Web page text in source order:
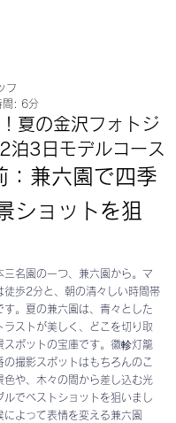
夏の金沢フォトジ
泊3日モデルコース
フ
間: 6分
：兼六園で四季
ショットを狙
三名園の一つ、兼六園から。マ
徒歩2分と、朝の清々しい時間帯
す。夏の兼六園は、青々とした
ラストが美しく、どこを切り取
スポットの宝庫です。徽軫灯籠
撮影スポットはもちろんのこ
色や、木々の間から差し込む光
ルでベストショットを狙いまし
によって表情を変える兼六園